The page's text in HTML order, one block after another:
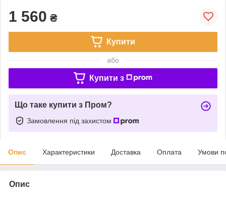
1 560 ₴
Купити
або
Купити з
Що таке купити з Пром?
Замовлення під захистом
Опис Характеристики Доставка Оплата Умови
Опис